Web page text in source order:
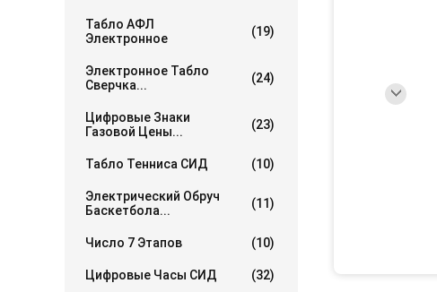
Табло АФЛ
Электронное
(19)
Электронное Табло
Сверчка...
(24)
Цифровые Знаки
Газовой Цены...
(23)
Табло Тенниса СИД (10)
Электрический Обруч
Баскетбола...
(11)
Число 7 Этапов (10)
Цифровые Часы СИД (32)